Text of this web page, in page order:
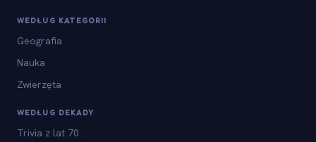
WEDŁUG KATEGORII
Geografia
Nauka
Zwierzęta
WEDŁUG DEKADY
Trivia z lat 70.